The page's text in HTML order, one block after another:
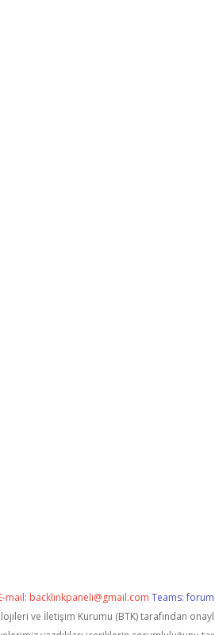
mail: backlinkpaneli@gmail.com Teams:
ve İletişim Kurumu (BTK) tarafından